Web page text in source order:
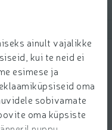
ainult vajalikke
kui te neid ei
esimese ja
oma
sobivamate
oma küpsiste
Tennessee 40%
шт.
единицу: 44,99 €/л
л